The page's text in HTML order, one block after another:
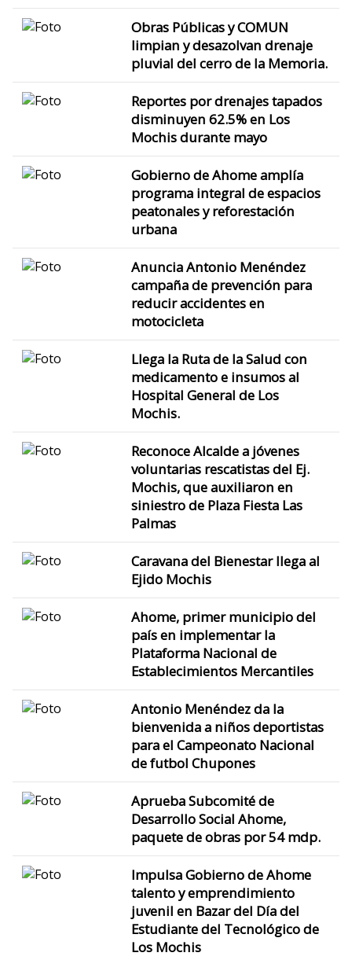
Obras Públicas y COMUN
limpian y desazolvan drenaje
pluvial del cerro de la Memoria.
Reportes por drenajes tapados
disminuyen 62.5% en Los
Mochis durante mayo
Gobierno de Ahome amplía
programa integral de espacios
peatonales y reforestación
urbana
Anuncia Antonio Menéndez
campaña de prevención para
reducir accidentes en
motocicleta
Llega la Ruta de la Salud con
medicamento e insumos al
Hospital General de Los
Mochis.
Reconoce Alcalde a jóvenes
voluntarias rescatistas del Ej.
Mochis, que auxiliaron en
siniestro de Plaza Fiesta Las
Palmas
Caravana del Bienestar llega al
Ejido Mochis
Ahome, primer municipio del
país en implementar la
Plataforma Nacional de
Establecimientos Mercantiles
Antonio Menéndez da la
bienvenida a niños deportistas
para el Campeonato Nacional
de futbol Chupones
Aprueba Subcomité de
Desarrollo Social Ahome,
paquete de obras por 54 mdp.
Impulsa Gobierno de Ahome
talento y emprendimiento
juvenil en Bazar del Día del
Estudiante del Tecnológico de
Los Mochis